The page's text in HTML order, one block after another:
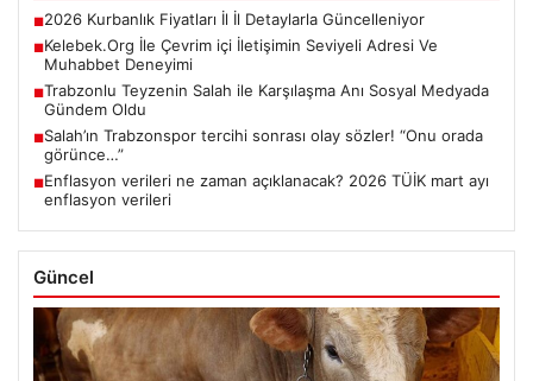
■2026 Kurbanlık Fiyatları İl İl Detaylarla Güncelleniyor
■Kelebek.Org İle Çevrim içi İletişimin Seviyeli Adresi Ve
Muhabbet Deneyimi
■Trabzonlu Teyzenin Salah ile Karşılaşma Anı Sosyal Medyada
Gündem Oldu
■Salah’ın Trabzonspor tercihi sonrası olay sözler! “Onu orada
görünce…”
■Enflasyon verileri ne zaman açıklanacak? 2026 TÜİK mart ayı
enflasyon verileri
Güncel